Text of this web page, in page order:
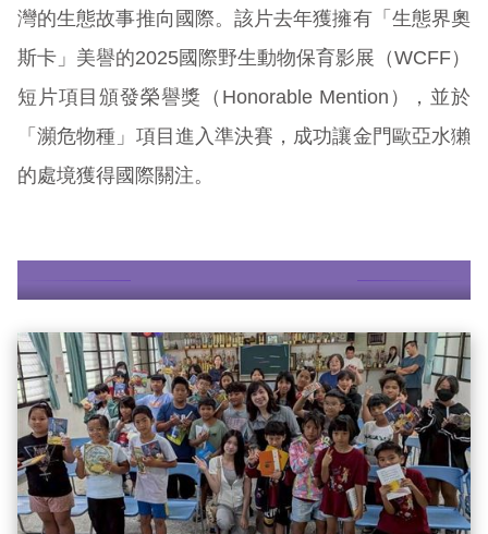
灣的生態故事推向國際。該片去年獲擁有「生態界奧
斯卡」美譽的2025國際野生動物保育影展（WCFF）
短片項目頒發榮譽獎（Honorable Mention），並於
「瀕危物種」項目進入準決賽，成功讓金門歐亞水獺
的處境獲得國際關注。